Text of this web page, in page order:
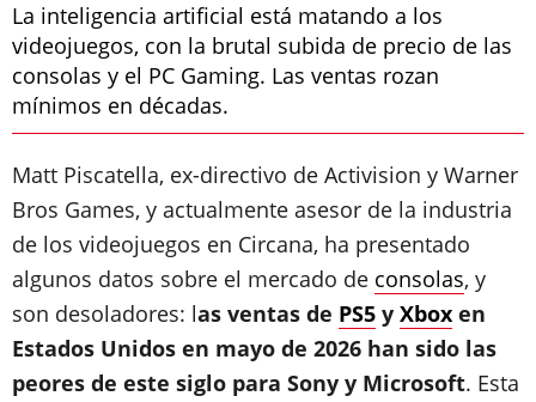
La inteligencia artificial está matando a los
videojuegos, con la brutal subida de precio de las
consolas y el PC Gaming. Las ventas rozan
mínimos en décadas.
Matt Piscatella, ex-directivo de Activision y Warner
Bros Games, y actualmente asesor de la industria
de los videojuegos en Circana, ha presentado
algunos datos sobre el mercado de consolas, y
son desoladores: las ventas de PS5 y Xbox en
Estados Unidos en mayo de 2026 han sido las
peores de este siglo para Sony y Microsoft. Esta